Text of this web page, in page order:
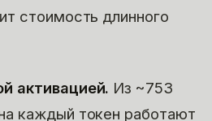
стоимость длинного
активацией. Из ~753
каждый токен работают